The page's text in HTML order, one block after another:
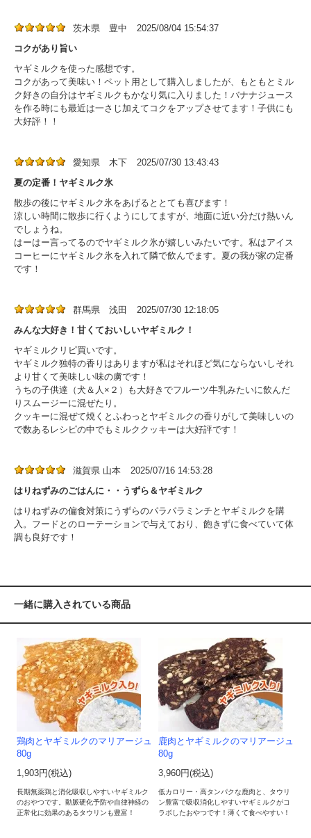
茨木県 豊中
2025/08/04 15:54:37
コクがあり旨い
ヤギミルクを使った感想です。
コクがあって美味い！ペット用として購入しましたが、もともとミル
ク好きの自分はヤギミルクもかなり気に入りました！バナナジュース
を作る時にも最近は一さじ加えてコクをアップさせてます！子供にも
大好評！！
愛知県 木下
2025/07/30 13:43:43
夏の定番！ヤギミルク氷
散歩の後にヤギミルク氷をあげるととても喜びます！
涼しい時間に散歩に行くようにしてますが、地面に近い分だけ熱いん
でしょうね。
はーはー言ってるのでヤギミルク氷が嬉しいみたいです。私はアイス
コーヒーにヤギミルク氷を入れて隣で飲んでます。夏の我が家の定番
です！
群馬県 浅田
2025/07/30 12:18:05
みんな大好き！甘くておいしいヤギミルク！
ヤギミルクリピ買いです。
ヤギミルク独特の香りはありますが私はそれほど気にならないしそれ
より甘くて美味しい味の虜です！
うちの子供達（犬＆人×２）も大好きでフルーツ牛乳みたいに飲んだ
りスムージーに混ぜたり。
クッキーに混ぜて焼くとふわっとヤギミルクの香りがして美味しいの
で数あるレシピの中でもミルククッキーは大好評です！
滋賀県 山本
2025/07/16 14:53:28
はりねずみのごはんに・・うずら＆ヤギミルク
はりねずみの偏食対策にうずらのパラパラミンチとヤギミルクを購
入。フードとのローテーションで与えており、飽きずに食べていて体
調も良好です！
一緒に購入されている商品
鶏肉とヤギミルクのマリアージュ
80g
1,903円(税込)
長期無薬鶏と消化吸収しやすいヤギミルク
のおやつです。動脈硬化予防や自律神経の
正常化に効果のあるタウリンも豊富！
鹿肉とヤギミルクのマリアージュ
80g
3,960円(税込)
低カロリー・高タンパクな鹿肉と、タウリ
ン豊富で吸収消化しやすいヤギミルクがコ
ラボしたおやつです！薄くて食べやすい！